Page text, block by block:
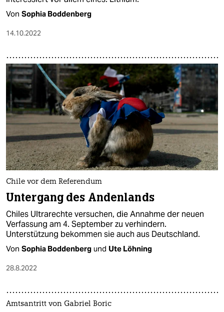
Von Sophia Boddenberg
14.10.2022
Chile vor dem Referendum
Untergang des Andenlands
Chiles Ultrarechte versuchen, die Annahme der neuen
Verfassung am 4. September zu verhindern.
Unterstützung bekommen sie auch aus Deutschland.
Von Sophia Boddenberg und Ute Löhning
28.8.2022
Amtsantritt von Gabriel Boric